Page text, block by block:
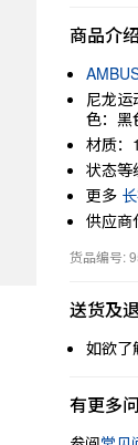
商品介绍
尼龙
色：黑
材质：
状态等
更多
供应商
货品编号:
送货及
如欲了
有更多